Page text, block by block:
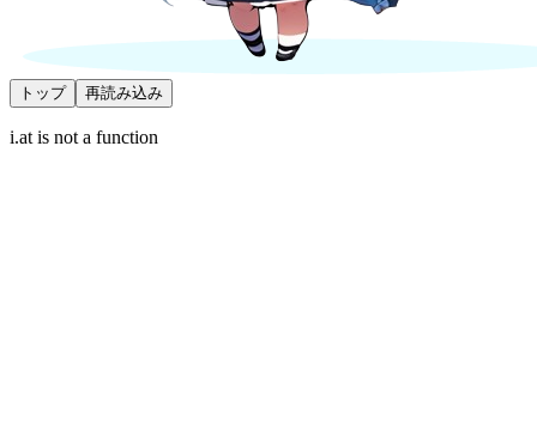
トップ 再読み込み
i.at is not a function